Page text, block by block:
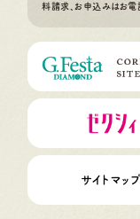
料請求、お申込みはお電
サイトマップ